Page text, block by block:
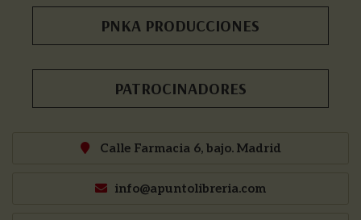
PNKA PRODUCCIONES
PATROCINADORES
Calle Farmacia 6, bajo. Madrid
info@apuntolibreria.com